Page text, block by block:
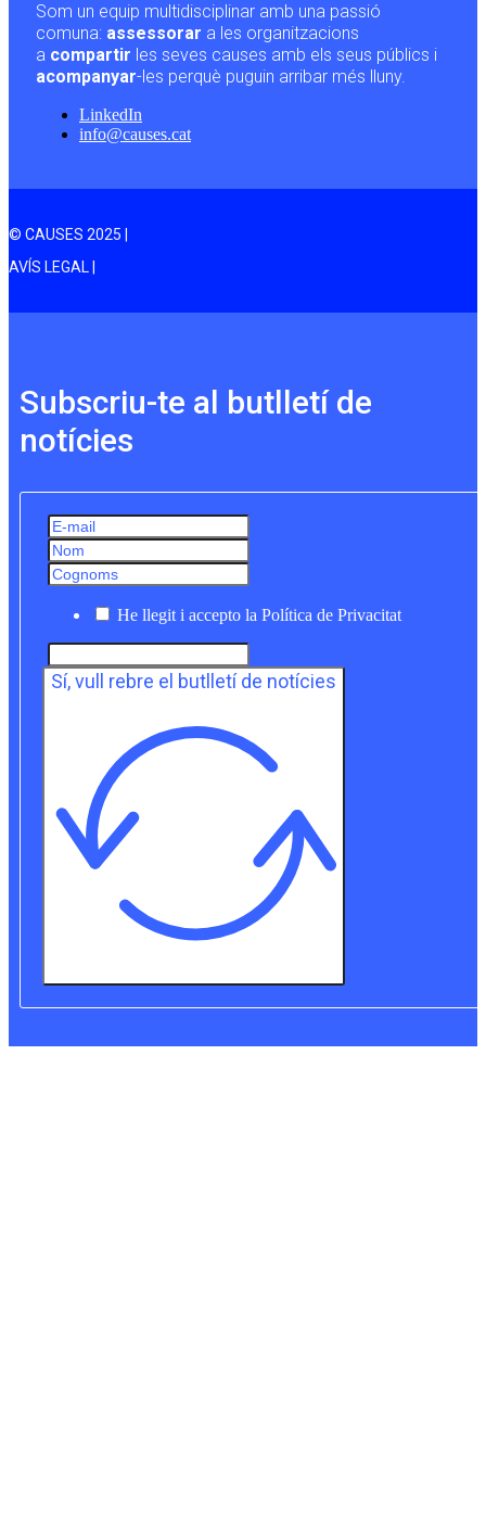
Som un equip multidisciplinar amb una passió
comuna: assessorar a les organitzacions
a compartir les seves causes amb els seus públics i
acompanyar-les perquè puguin arribar més lluny.
LinkedIn
info@causes.cat
© CAUSES 2025 |
AVÍS LEGAL |
Subscriu-te al butlletí de
notícies
He llegit i accepto la Política de Privacitat
Sí, vull rebre el butlletí de notícies